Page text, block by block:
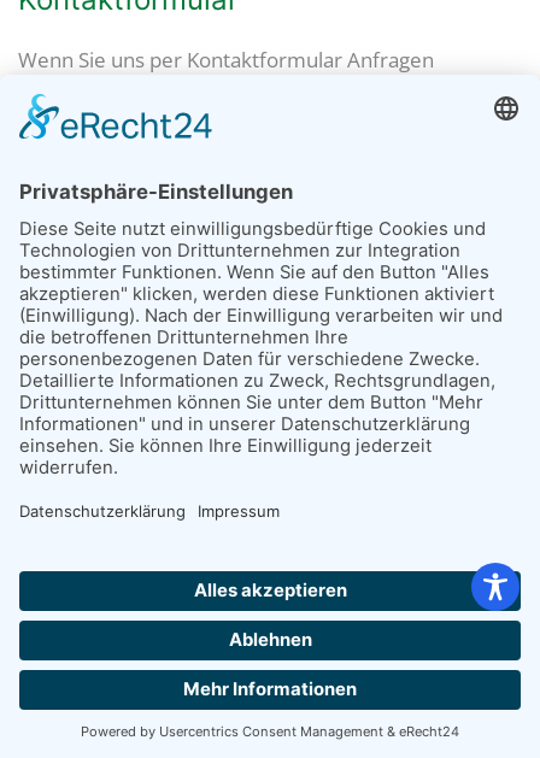
Wenn Sie uns per Kontaktformular Anfragen
zukommen lassen, werden Ihre Angaben aus dem
Anfrageformular inklusive der von Ihnen dort
Anfrage und für den Fall von Anschlussfragen bei uns
gespeichert. Diese Daten geben wir nicht ohne Ihre
Einwilligung weiter.
Die Verarbeitung dieser Daten erfolgt auf Grundlage
von Art. 6 Abs. 1 lit. b DSGVO, sofern Ihre Anfrage mit
der Erfüllung eines Vertrags zusammenhängt oder
zur Durchführung vorvertraglicher Maßnahmen
erforderlich ist. In allen übrigen Fällen beruht die
Verarbeitung auf unserem berechtigten Interesse an
der effektiven Bearbeitung der an uns gerichteten
Einwilligung (Art. 6 Abs. 1 lit. a DSGVO) sofern diese
abgefragt wurde; die Einwilligung ist jederzeit
Die von Ihnen im Kontaktformular eingegebenen
Daten verbleiben bei uns, bis Sie uns zur Löschung
Hej, Hilfe-Spørgsmål?